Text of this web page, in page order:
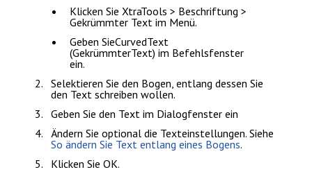
Klicken SieXtraTools > Beschriftung >
Gekrümmter Text im Menü.
Geben SieCurvedText
(GekrümmterText) im Befehlsfenster
ein.
Selektieren Sie den Bogen, entlang dessen Sie
den Text schreiben wollen.
Geben Sie den Text im Dialogfenster ein
Ändern Sie optional die Texteinstellungen. Siehe
So ändern Sie Text entlang eines Bogens.
Klicken SieOK.